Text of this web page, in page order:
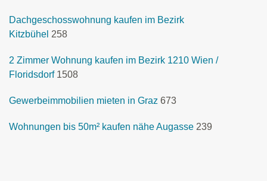
Dachgeschosswohnung kaufen im Bezirk
Kitzbühel 258
2 Zimmer Wohnung kaufen im Bezirk 1210 Wien /
Floridsdorf 1508
Gewerbeimmobilien mieten in Graz 673
Wohnungen bis 50m² kaufen nähe Augasse 239